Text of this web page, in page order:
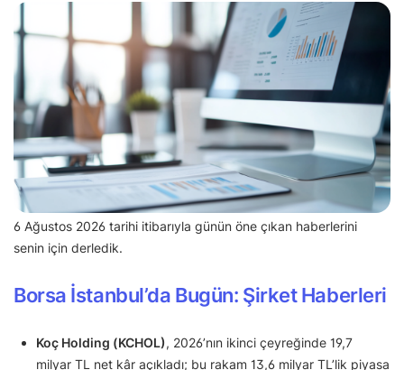
6 Ağustos 2026 tarihi itibarıyla günün öne çıkan haberlerini
senin için derledik.
Borsa İstanbul’da Bugün: Şirket Haberleri
Koç Holding (KCHOL), 2026’nın ikinci çeyreğinde 19,7
milyar TL net kâr açıkladı; bu rakam 13,6 milyar TL’lik piyasa